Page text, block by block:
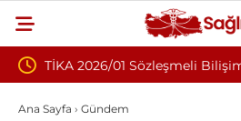
Bilişim Personeli Alım
Ana Sayfa › Gündem